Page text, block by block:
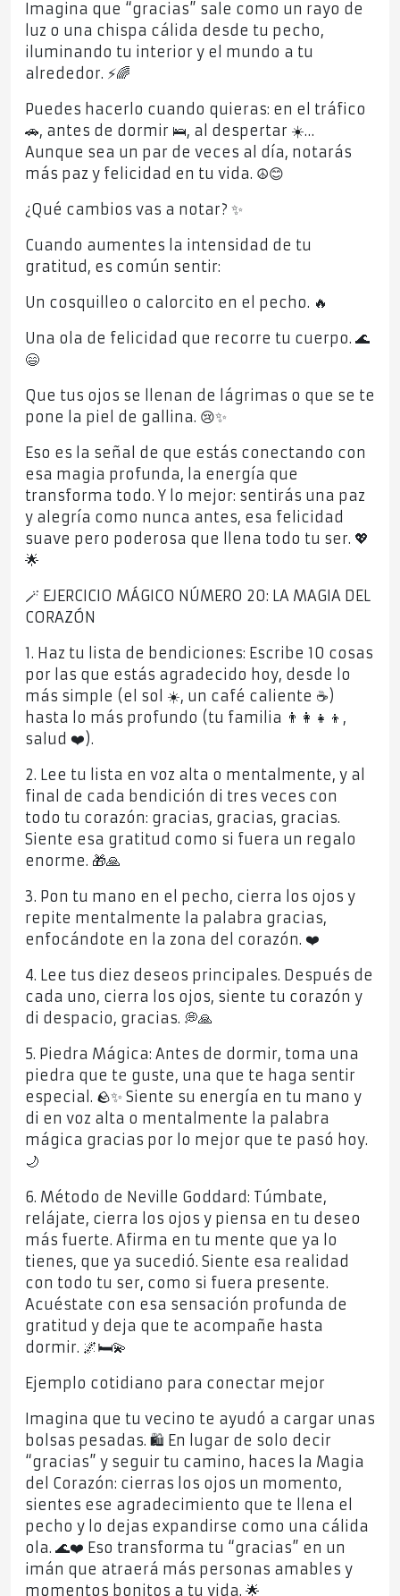
Imagina que “gracias” sale como un rayo de
luz o una chispa cálida desde tu pecho,
iluminando tu interior y el mundo a tu
alrededor. ⚡🌈
Puedes hacerlo cuando quieras: en el tráfico
🚗, antes de dormir 🛌, al despertar ☀️…
Aunque sea un par de veces al día, notarás
más paz y felicidad en tu vida. ☮️😊
¿Qué cambios vas a notar? ✨
Cuando aumentes la intensidad de tu
gratitud, es común sentir:
Un cosquilleo o calorcito en el pecho. 🔥
Una ola de felicidad que recorre tu cuerpo. 🌊
😄
Que tus ojos se llenan de lágrimas o que se te
pone la piel de gallina. 😢✨
Eso es la señal de que estás conectando con
esa magia profunda, la energía que
transforma todo. Y lo mejor: sentirás una paz
y alegría como nunca antes, esa felicidad
suave pero poderosa que llena todo tu ser. 💖
🌟
🪄 EJERCICIO MÁGICO NÚMERO 20: LA MAGIA DEL
CORAZÓN
1. Haz tu lista de bendiciones: Escribe 10 cosas
por las que estás agradecido hoy, desde lo
más simple (el sol ☀️, un café caliente ☕)
hasta lo más profundo (tu familia 👨‍👩‍👧‍👦,
salud ❤️).
2. Lee tu lista en voz alta o mentalmente, y al
final de cada bendición di tres veces con
todo tu corazón: gracias, gracias, gracias.
Siente esa gratitud como si fuera un regalo
enorme. 🎁🙏
3. Pon tu mano en el pecho, cierra los ojos y
repite mentalmente la palabra gracias,
enfocándote en la zona del corazón. ❤️
4. Lee tus diez deseos principales. Después de
cada uno, cierra los ojos, siente tu corazón y
di despacio, gracias. 💭🙏
5. Piedra Mágica: Antes de dormir, toma una
piedra que te guste, una que te haga sentir
especial. 🪨✨ Siente su energía en tu mano y
di en voz alta o mentalmente la palabra
mágica gracias por lo mejor que te pasó hoy.
🌙
6. Método de Neville Goddard: Túmbate,
relájate, cierra los ojos y piensa en tu deseo
más fuerte. Afirma en tu mente que ya lo
tienes, que ya sucedió. Siente esa realidad
con todo tu ser, como si fuera presente.
Acuéstate con esa sensación profunda de
gratitud y deja que te acompañe hasta
dormir. 🌌🛏️💫
Ejemplo cotidiano para conectar mejor
Imagina que tu vecino te ayudó a cargar unas
bolsas pesadas. 🛍️ En lugar de solo decir
“gracias” y seguir tu camino, haces la Magia
del Corazón: cierras los ojos un momento,
sientes ese agradecimiento que te llena el
pecho y lo dejas expandirse como una cálida
ola. 🌊❤️ Eso transforma tu “gracias” en un
imán que atraerá más personas amables y
momentos bonitos a tu vida. 🌟